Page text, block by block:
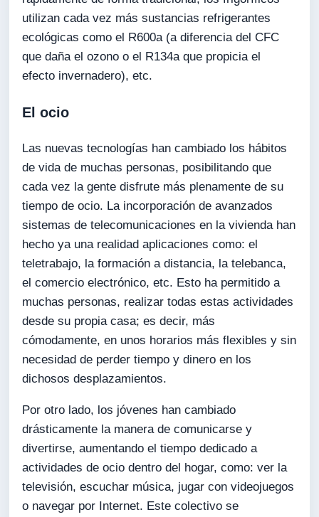
utilizan cada vez más sustancias refrigerantes
ecológicas como el R600a (a diferencia del CFC
que daña el ozono o el R134a que propicia el
efecto invernadero), etc.
El ocio
Las nuevas tecnologías han cambiado los hábitos
de vida de muchas personas, posibilitando que
cada vez la gente disfrute más plenamente de su
tiempo de ocio. La incorporación de avanzados
sistemas de telecomunicaciones en la vivienda han
hecho ya una realidad aplicaciones como: el
teletrabajo, la formación a distancia, la telebanca,
el comercio electrónico, etc. Esto ha permitido a
muchas personas, realizar todas estas actividades
desde su propia casa; es decir, más
cómodamente, en unos horarios más flexibles y sin
necesidad de perder tiempo y dinero en los
dichosos desplazamientos.
Por otro lado, los jóvenes han cambiado
drásticamente la manera de comunicarse y
divertirse, aumentando el tiempo dedicado a
actividades de ocio dentro del hogar, como: ver la
televisión, escuchar música, jugar con videojuegos
o navegar por Internet. Este colectivo se